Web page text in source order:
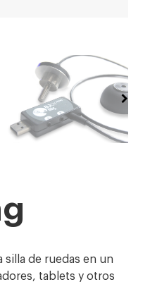
de ruedas en un
tablets y otros